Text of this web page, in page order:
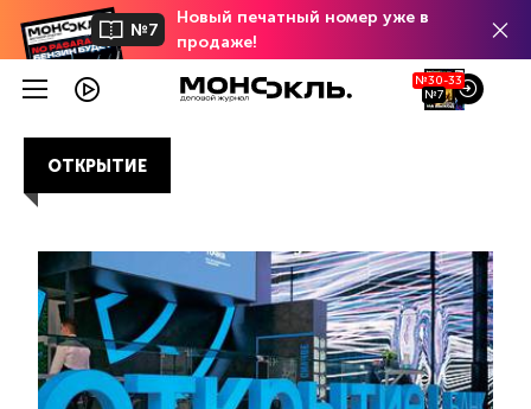
№7
Новый печатный номер уже в
продаже!
№30-33
№7
ОТКРЫТИЕ